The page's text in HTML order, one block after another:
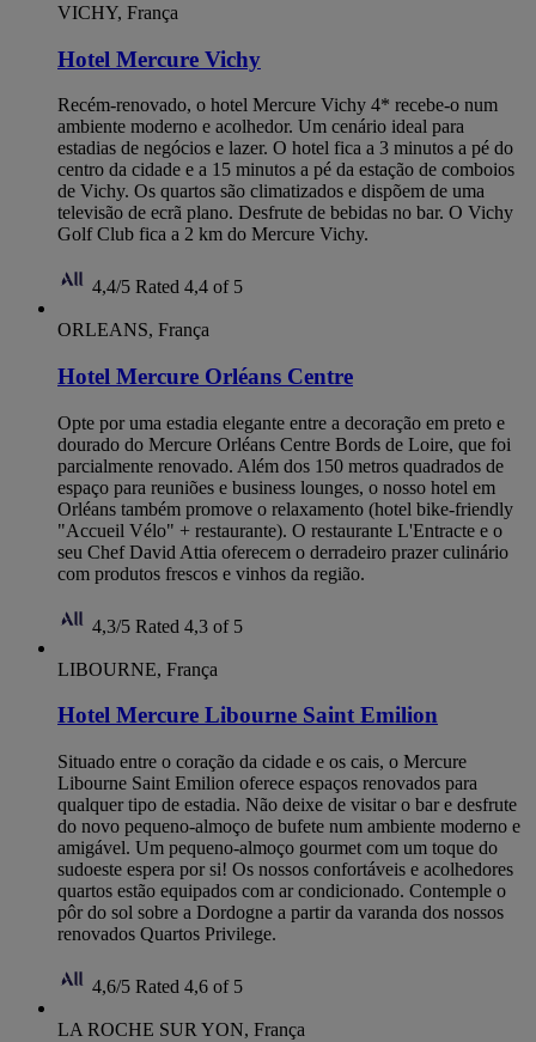
VICHY, França
Hotel Mercure Vichy
Recém-renovado, o hotel Mercure Vichy 4* recebe-o num
ambiente moderno e acolhedor. Um cenário ideal para
estadias de negócios e lazer. O hotel fica a 3 minutos a pé do
centro da cidade e a 15 minutos a pé da estação de comboios
de Vichy. Os quartos são climatizados e dispõem de uma
televisão de ecrã plano. Desfrute de bebidas no bar. O Vichy
Golf Club fica a 2 km do Mercure Vichy.
4,4/5 Rated 4,4 of 5
ORLEANS, França
Hotel Mercure Orléans Centre
Opte por uma estadia elegante entre a decoração em preto e
dourado do Mercure Orléans Centre Bords de Loire, que foi
parcialmente renovado. Além dos 150 metros quadrados de
espaço para reuniões e business lounges, o nosso hotel em
Orléans também promove o relaxamento (hotel bike-friendly
"Accueil Vélo" + restaurante). O restaurante L'Entracte e o
seu Chef David Attia oferecem o derradeiro prazer culinário
com produtos frescos e vinhos da região.
4,3/5 Rated 4,3 of 5
LIBOURNE, França
Hotel Mercure Libourne Saint Emilion
Situado entre o coração da cidade e os cais, o Mercure
Libourne Saint Emilion oferece espaços renovados para
qualquer tipo de estadia. Não deixe de visitar o bar e desfrute
do novo pequeno-almoço de bufete num ambiente moderno e
amigável. Um pequeno-almoço gourmet com um toque do
sudoeste espera por si! Os nossos confortáveis e acolhedores
quartos estão equipados com ar condicionado. Contemple o
pôr do sol sobre a Dordogne a partir da varanda dos nossos
renovados Quartos Privilege.
4,6/5 Rated 4,6 of 5
LA ROCHE SUR YON, França